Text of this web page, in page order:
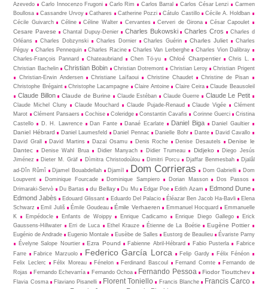
Azevedo
Carlo Innocenzo Frugoni Carlo Rim Carlos Barral Carlos César Lenzi
Carmen
Boullosa
Cassandre Urvoy Cathares Catherine Pozzi Cátulo Castillo
Cécile A. Holdban
Cécile Guivarch
Céline Céline Walter Cervantes Cerveri de Girona César Capoulet
Cesare Pavese Chantal Dupuy-Denier Charles Bukowski Charles Cros
Charles d
Orléans
Charles Dobzynski Charles Dornier Charles Guérin Charles Juliet
Charles
Péguy
Charles Pennequin Charles Racine Charles Van Lerberghe
Charles Vion Dalibray
Charles-François Pannard
Chateaubriand Chen Tö-yu Chloé Charpentier
Chris L.
Christian Bachelin
Christian Bobin Christian Dotremont Christian Leroy
Christian Prigent
Christian-Erwin Andersen
Christiane Laïfaoui Christine Chaudet
Christine de Pisan
Christophe Brégaint
Christophe Lacampagne Claire Antoine Claire Ceira Claude Beausoleil
Claude Billon Claude de Burine Claude Estéban Claude Guerre Claude Le Petit
Claude Michel Cluny Claude Mouchard Claude Pujade-Renaud Claude Vigée
Clément
Marot
Clément Pansaers Cochise Coleridge Constantin Cavafis Corinne Guerci
Cristina
Castello
D. H. Lawrence Dan Fante Danaé Ecarlate Daniel Biga Daniel Gaultier
Daniel Hébrard Daniel Laumesfeld Daniel Pennac Danielle Bohr Dante
David Cavallo
David Grall
David Martins Dazaï Osamu Denis Roche Denise Desautels
Denise le
Dantec
Denise Wahl Brua Didier Manyach Didier Trumeau Didjeko
Diego Jesús
Jiménez
Dieter M. Gräf Dìmitra Christodoùlou Dimitri Porcu Djaffar Benmesbah
Djalâl
ad-Dîn Rûmî
Djamel Bouabdellah Djamīl Dom Corrieras Dom Gabrielli
Dom
Loupvent
Dominique Fourcade Dominique Sampiero Dorian Masson
Dos Passos
Drimaraki-Servò
Du Bartas du Bellay Du Mu Edgar Poe Edith Azam
Edmond Dune
Edmond Jabès
Edouard Glissant Eduardo Del Palacio Éléazar Ben Jacob Ha-Bavli
Elena
Schwarz
Emil Juliš Émile Goudeau Émile Verhaeren Emmanuel Hocquard
Emmanuelle
K
Empédocle Enfants de Woippy Enrique Cadicamo Enrique Diego Gallego
Erick
Gaussens-Hillwater
Erri de Luca Ethel Krauze Étienne de La Boétie Eugène Pottier
Eugénio de Andrade Eugenio Montale Eusèbe de Salles Eustorg de Beaulieu
Évariste Parny
Évelyne Salope Nourtier
Ezra Pound Fabienne Abril-Hébrard Fabio Pusterla
Fabrice
Farre
Fabrice Marzuolo Federico García Lorca Felip Gardy
Félix Fénéon
Felix Leclerc
Félix Moreau Fénelon Ferdinand Bascoul Fernand Comte
Fernando de
Rojas
Fernando Echevarría Fernando Ochoa Fernando Pessoa Fiodor Tiouttchev
Flavia Cosma Flaviano Pisanelli Florent Toniello Francis Blanche Francis Carco